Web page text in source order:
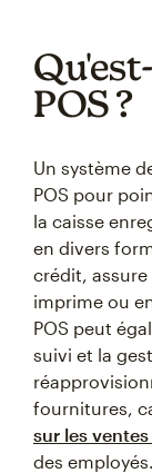
POS ?
Un système
POS pour
la caisse
en divers
crédit,
imprime ou
POS peut
suivi et la
fournitures,
sur les
des